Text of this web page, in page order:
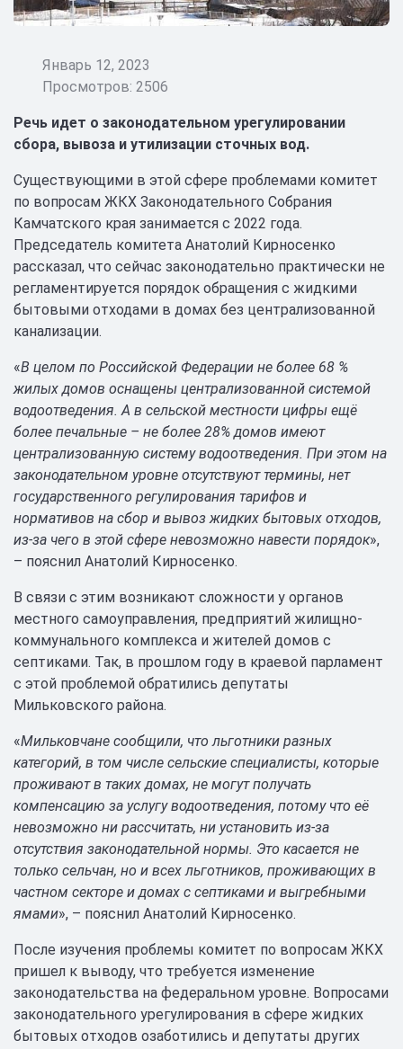
Январь 12, 2023
Просмотров: 2506
Речь идет о законодательном урегулировании
сбора, вывоза и утилизации сточных вод.
Существующими в этой сфере проблемами комитет
по вопросам ЖКХ Законодательного Собрания
Камчатского края занимается с 2022 года.
Председатель комитета Анатолий Кирносенко
рассказал, что сейчас законодательно практически не
регламентируется порядок обращения с жидкими
бытовыми отходами в домах без централизованной
канализации.
«В целом по Российской Федерации не более 68 %
жилых домов оснащены централизованной системой
водоотведения. А в сельской местности цифры ещё
более печальные – не более 28% домов имеют
централизованную систему водоотведения. При этом на
законодательном уровне отсутствуют термины, нет
государственного регулирования тарифов и
нормативов на сбор и вывоз жидких бытовых отходов,
из-за чего в этой сфере невозможно навести порядок»,
– пояснил Анатолий Кирносенко.
В связи с этим возникают сложности у органов
местного самоуправления, предприятий жилищно-
коммунального комплекса и жителей домов с
септиками. Так, в прошлом году в краевой парламент
с этой проблемой обратились депутаты
Мильковского района.
«Мильковчане сообщили, что льготники разных
категорий, в том числе сельские специалисты, которые
проживают в таких домах, не могут получать
компенсацию за услугу водоотведения, потому что её
невозможно ни рассчитать, ни установить из-за
отсутствия законодательной нормы. Это касается не
только сельчан, но и всех льготников, проживающих в
частном секторе и домах с септиками и выгребными
ямами», – пояснил Анатолий Кирносенко.
После изучения проблемы комитет по вопросам ЖКХ
пришел к выводу, что требуется изменение
законодательства на федеральном уровне. Вопросами
законодательного урегулирования в сфере жидких
бытовых отходов озаботились и депутаты других